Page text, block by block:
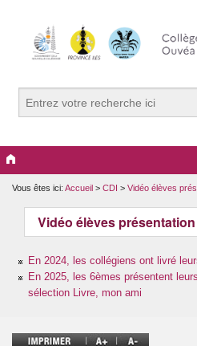
Le collège
Projets pédagogiques
Santé et prévention
Culture et citoyenneté
CDI
Vous êtes ici: Accueil > CDI > Vidéo élèves
Vidéo élèves
En 2024, les collégiens ont livré
En 2025, les 6èmes présentent
sélection Livre, mon ami